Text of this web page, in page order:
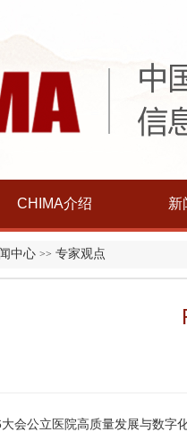
CHIMA介绍 新
中心 >> 专家观点
会公立医院高质量发展与数